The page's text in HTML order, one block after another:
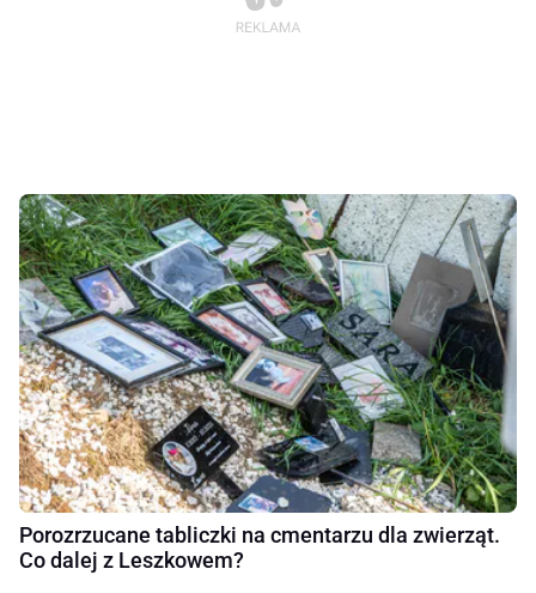
Porozrzucane tabliczki na cmentarzu dla zwierząt.
Co dalej z Leszkowem?